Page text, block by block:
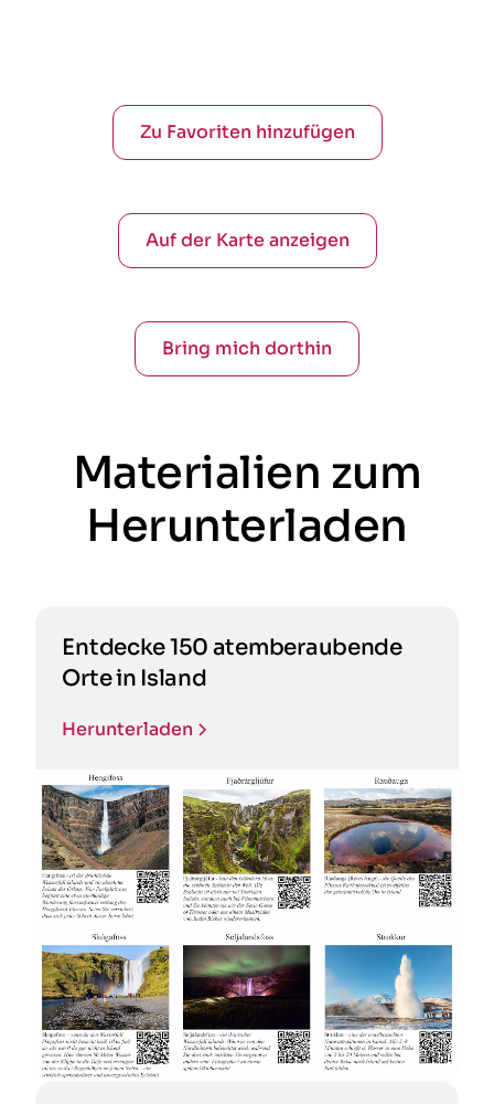
Zu Favoriten hinzufügen
Auf der Karte anzeigen
Bring mich dorthin
Materialien zum
Herunterladen
Entdecke 150 atemberaubende
Orte in Island
Herunterladen